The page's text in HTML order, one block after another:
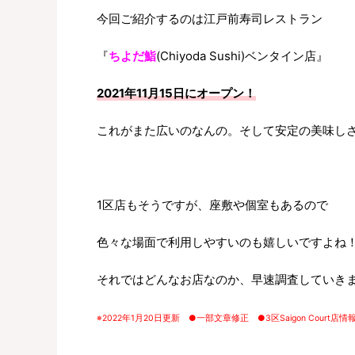
今回ご紹介するのは江戸前寿司レストラン
『ちよだ鮨(Chiyoda Sushi)ベンタイン店』
2021年11月15日にオープン！
これがまた広いのなんの。そして安定の美味しさ
1区店もそうですが、座敷や個室もあるので
色々な場面で利用しやすいのも嬉しいですよね！
それではどんなお店なのか、早速調査していき
※2022年1月20日更新 ●一部文章修正 ●3区Saigon Court店情